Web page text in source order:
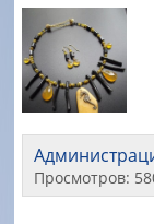
Просмотров: